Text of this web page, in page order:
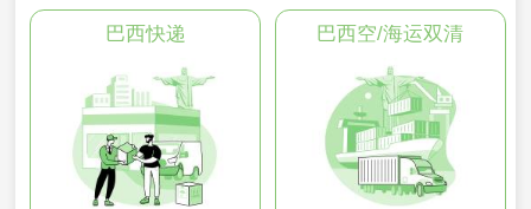
巴西快递 巴西空/海运双清